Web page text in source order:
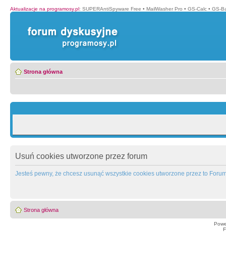
Aktualizacje na programosy.pl: SUPERAntiSpyware Free • MailWasher Pro • GS-Calc • GS-
Strona główna
Usuń cookies utworzone przez forum
Jesteś pewny, że chcesz usunąć wszystkie cookies utworzone przez to
Strona główna